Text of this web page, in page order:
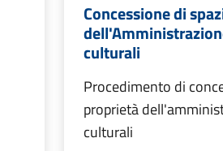
Concessione di
culturali
Procedimento di
proprietà
culturali